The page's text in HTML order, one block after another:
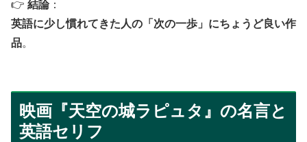
👉 結論：
英語に少し慣れてきた人の「次の一歩」にちょうど良い作
品。
映画『天空の城ラピュタ』の名言と
英語セリフ